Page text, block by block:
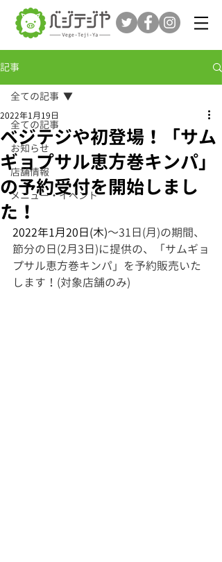
記事
全ての記事
お知らせ
店舗情報
メニュー・イベント
全ての記事
ベジテジや初登場！「サム
ギョプサル恵方巻キンパ」
の予約受付を開始しまし
た！
2022年1月19日
2022年1月20日(木)～31日(月)の期間、
節分の日(2月3日)に提供の、「サムギョ
プサル恵方巻キンパ」を予約販売いた
します！(対象店舗のみ)